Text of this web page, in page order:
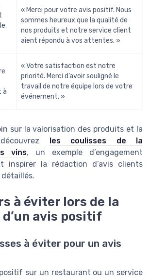
« Merci pour votre avis positif. Nous
sommes heureux que la qualité de
nos produits et notre service client
aient répondu à vos attentes. »
à
« Votre satisfaction est notre
priorité. Merci d’avoir souligné le
travail de notre équipe lors de votre
événement. »
sur la valorisation des produits et la
les coulisses de la
vins, un exemple d’engagement
inspirer la rédaction d’avis clients
à éviter lors de la
avis positif
à éviter pour un avis
sur un restaurant ou un service